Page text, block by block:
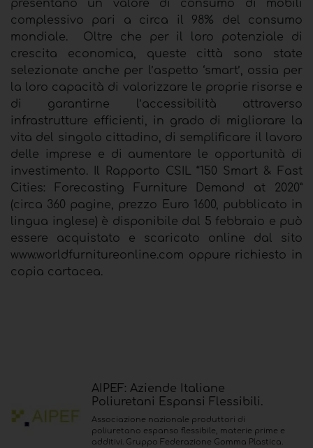
presentano un valore di consumo di mobili
complessivo pari a circa il 98% del consumo
mondiale. Oltre che per il loro potenziale di
crescita economica, queste città sono state
selezionate anche per l’aspetto ‘smart’, ossia per
la loro capacità di valorizzare le proprie risorse e
di garantirne l’accessibilità attraverso
infrastrutture efficienti, in grado di migliorare la
vita del singolo cittadino, di semplificare il lavoro
delle imprese e di aumentare le opportunità di
investimento. Il Rapporto CSIL “150 Smart & Fast
Cities: Forecasting Furniture Demand at 2020”
(circa 360 pagine, prezzo Euro 1600, pubblicato in
lingua inglese) è disponibile dal 5 febbraio e può
essere acquistato e scaricato online dal sito
www.worldfurnitureonline.com oppure richiesto in
copia cartacea.
AIPEF: Aziende Italiane
Poliuretani Espansi Flessibili.
Associazione nazionale produttori di
poliuretano espanso flessibile, materie prime e
additivi. Gruppo Federazione Gomma Plastica.